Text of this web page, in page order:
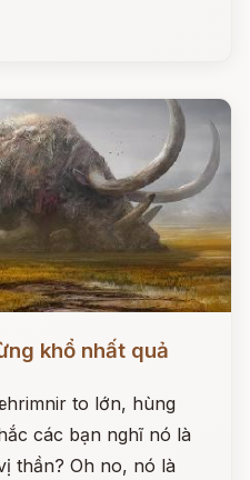
khổ nhất quả
to lớn, hùng
các bạn nghĩ nó là
thần? Oh no, nó là